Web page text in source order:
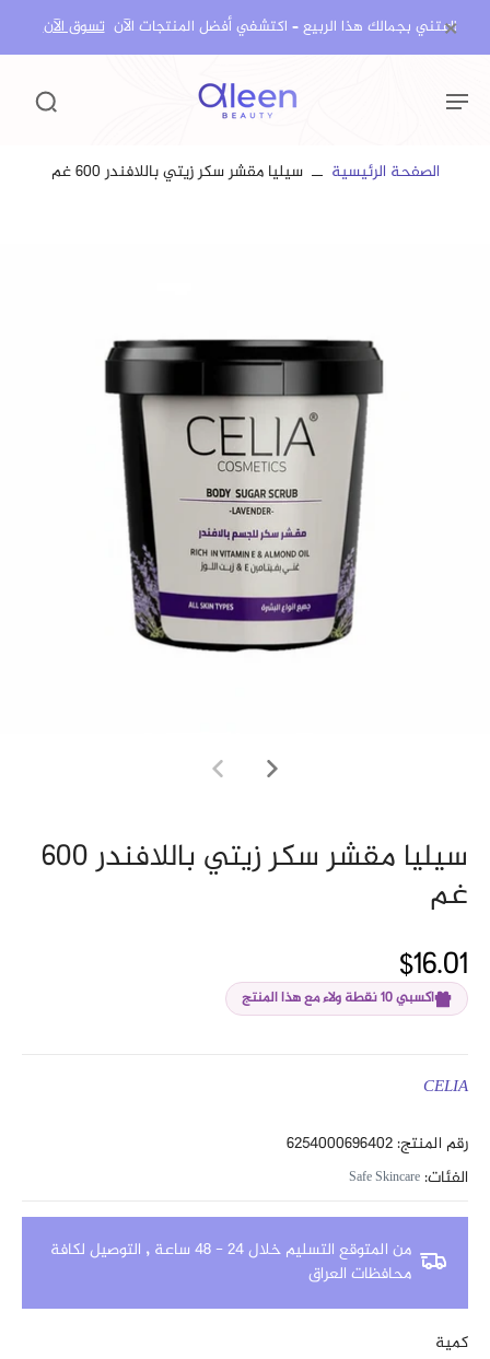
اعتني بجمالك هذا الربيع – اكتشفي أفضل المنتجات الآن! تسوق الآن
الصفحة الرئيسية سيليا مقشر سكر زيتي باللافندر 600 غم
سيليا مقشر سكر زيتي باللافندر 600
غم
$16.01
اكسبي 10 نقطة ولاء مع هذا المنتج
CELIA
رقم المنتج: 6254000696402
الفئات: Safe Skincare
من المتوقع التسليم خلال 24 - 48 ساعة , التوصيل لكافة
محافظات العراق
كمية
×